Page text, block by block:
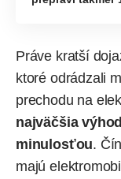
Práve kratší
ktoré odrádzali
prechodu na
najväčšia
minulosťou.
majú